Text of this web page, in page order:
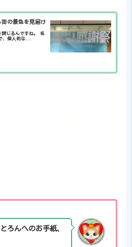
街の景色を見届け
閉じるんですね。 名
、個人的な...
ろんへのお手紙、